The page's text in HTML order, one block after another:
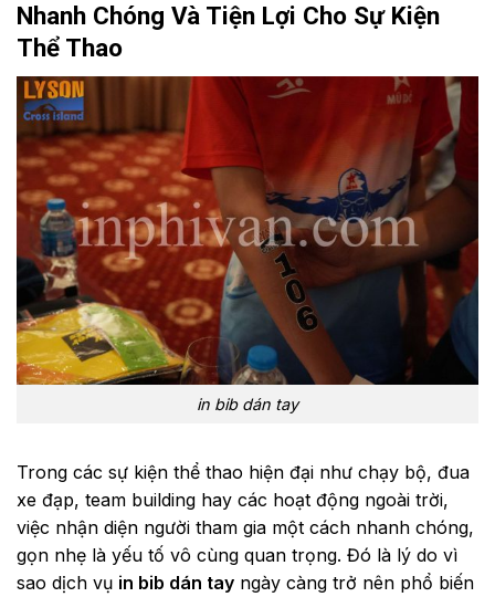
Nhanh Chóng Và Tiện Lợi Cho Sự Kiện
Thể Thao
in bib dán tay
Trong các sự kiện thể thao hiện đại như chạy bộ, đua
xe đạp, team building hay các hoạt động ngoài trời,
việc nhận diện người tham gia một cách nhanh chóng,
gọn nhẹ là yếu tố vô cùng quan trọng. Đó là lý do vì
sao dịch vụ in bib dán tay ngày càng trở nên phổ biến